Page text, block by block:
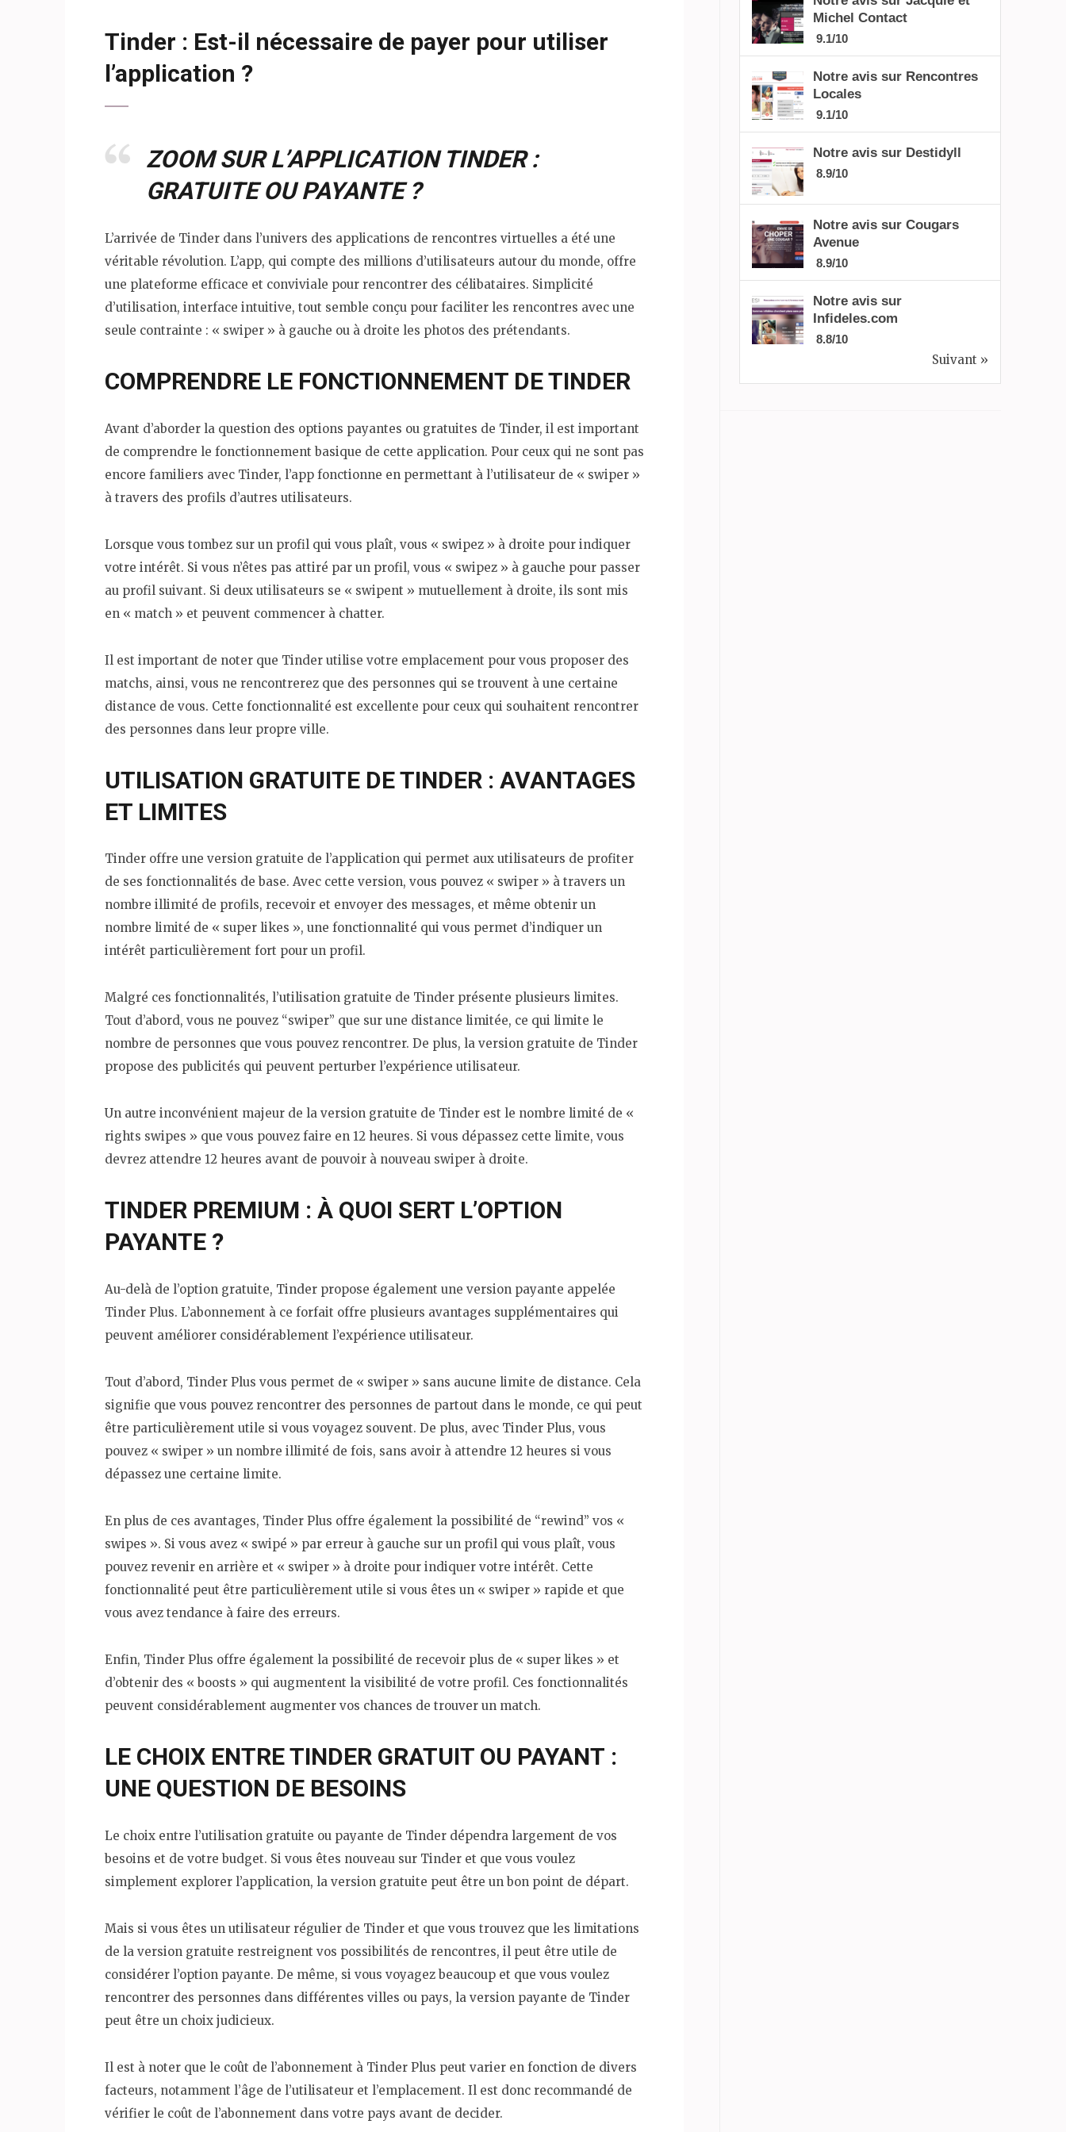
Tinder : Est-il nécessaire de payer pour utiliser
l’application ?
ZOOM SUR L’APPLICATION TINDER :
GRATUITE OU PAYANTE ?
L’arrivée de Tinder dans l’univers des applications de rencontres virtuelles a été une
véritable révolution. L’app, qui compte des millions d’utilisateurs autour du monde, offre
une plateforme efficace et conviviale pour rencontrer des célibataires. Simplicité
d’utilisation, interface intuitive, tout semble conçu pour faciliter les rencontres avec une
seule contrainte : « swiper » à gauche ou à droite les photos des prétendants.
COMPRENDRE LE FONCTIONNEMENT DE TINDER
Avant d’aborder la question des options payantes ou gratuites de Tinder, il est important
de comprendre le fonctionnement basique de cette application. Pour ceux qui ne sont pas
encore familiers avec Tinder, l’app fonctionne en permettant à l’utilisateur de « swiper »
à travers des profils d’autres utilisateurs.
Lorsque vous tombez sur un profil qui vous plaît, vous « swipez » à droite pour indiquer
votre intérêt. Si vous n’êtes pas attiré par un profil, vous « swipez » à gauche pour passer
au profil suivant. Si deux utilisateurs se « swipent » mutuellement à droite, ils sont mis
en « match » et peuvent commencer à chatter.
Il est important de noter que Tinder utilise votre emplacement pour vous proposer des
matchs, ainsi, vous ne rencontrerez que des personnes qui se trouvent à une certaine
distance de vous. Cette fonctionnalité est excellente pour ceux qui souhaitent rencontrer
des personnes dans leur propre ville.
UTILISATION GRATUITE DE TINDER : AVANTAGES
ET LIMITES
Tinder offre une version gratuite de l’application qui permet aux utilisateurs de profiter
de ses fonctionnalités de base. Avec cette version, vous pouvez « swiper » à travers un
nombre illimité de profils, recevoir et envoyer des messages, et même obtenir un
nombre limité de « super likes », une fonctionnalité qui vous permet d’indiquer un
intérêt particulièrement fort pour un profil.
Malgré ces fonctionnalités, l’utilisation gratuite de Tinder présente plusieurs limites.
Tout d’abord, vous ne pouvez “swiper” que sur une distance limitée, ce qui limite le
nombre de personnes que vous pouvez rencontrer. De plus, la version gratuite de Tinder
propose des publicités qui peuvent perturber l’expérience utilisateur.
Un autre inconvénient majeur de la version gratuite de Tinder est le nombre limité de «
rights swipes » que vous pouvez faire en 12 heures. Si vous dépassez cette limite, vous
devrez attendre 12 heures avant de pouvoir à nouveau swiper à droite.
TINDER PREMIUM : À QUOI SERT L’OPTION
PAYANTE ?
Au-delà de l’option gratuite, Tinder propose également une version payante appelée
Tinder Plus. L’abonnement à ce forfait offre plusieurs avantages supplémentaires qui
peuvent améliorer considérablement l’expérience utilisateur.
Tout d’abord, Tinder Plus vous permet de « swiper » sans aucune limite de distance. Cela
signifie que vous pouvez rencontrer des personnes de partout dans le monde, ce qui peut
être particulièrement utile si vous voyagez souvent. De plus, avec Tinder Plus, vous
pouvez « swiper » un nombre illimité de fois, sans avoir à attendre 12 heures si vous
dépassez une certaine limite.
En plus de ces avantages, Tinder Plus offre également la possibilité de “rewind” vos «
swipes ». Si vous avez « swipé » par erreur à gauche sur un profil qui vous plaît, vous
pouvez revenir en arrière et « swiper » à droite pour indiquer votre intérêt. Cette
fonctionnalité peut être particulièrement utile si vous êtes un « swiper » rapide et que
vous avez tendance à faire des erreurs.
Enfin, Tinder Plus offre également la possibilité de recevoir plus de « super likes » et
d’obtenir des « boosts » qui augmentent la visibilité de votre profil. Ces fonctionnalités
peuvent considérablement augmenter vos chances de trouver un match.
LE CHOIX ENTRE TINDER GRATUIT OU PAYANT :
UNE QUESTION DE BESOINS
Le choix entre l’utilisation gratuite ou payante de Tinder dépendra largement de vos
besoins et de votre budget. Si vous êtes nouveau sur Tinder et que vous voulez
simplement explorer l’application, la version gratuite peut être un bon point de départ.
Mais si vous êtes un utilisateur régulier de Tinder et que vous trouvez que les limitations
de la version gratuite restreignent vos possibilités de rencontres, il peut être utile de
considérer l’option payante. De même, si vous voyagez beaucoup et que vous voulez
rencontrer des personnes dans différentes villes ou pays, la version payante de Tinder
peut être un choix judicieux.
Il est à noter que le coût de l’abonnement à Tinder Plus peut varier en fonction de divers
facteurs, notamment l’âge de l’utilisateur et l’emplacement. Il est donc recommandé de
vérifier le coût de l’abonnement dans votre pays avant de decider.
Michel Contact
9.1/10
Notre avis sur Rencontres
Locales
9.1/10
Notre avis sur Destidyll
8.9/10
Notre avis sur Cougars
Avenue
8.9/10
Notre avis sur
Infideles.com
8.8/10
Suivant »